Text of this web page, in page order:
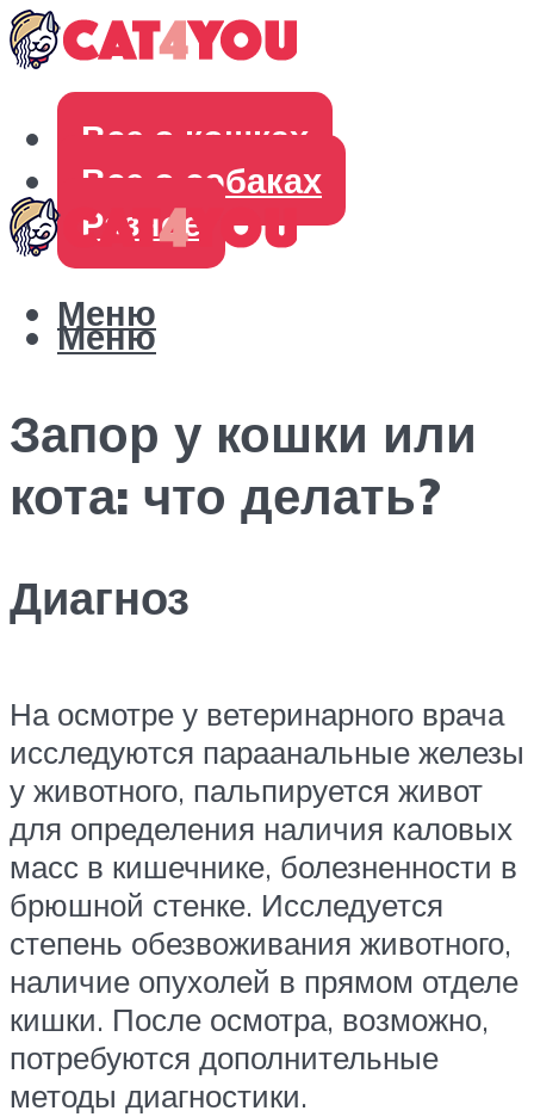
Все о кошках
Все о собаках
Разное
Меню
Меню
Запор у кошки или
кота: что делать?
Диагноз
На осмотре у ветеринарного врача
исследуются параанальные железы
у животного, пальпируется живот
для определения наличия каловых
масс в кишечнике, болезненности в
брюшной стенке. Исследуется
степень обезвоживания животного,
наличие опухолей в прямом отделе
кишки. После осмотра, возможно,
потребуются дополнительные
методы диагностики.